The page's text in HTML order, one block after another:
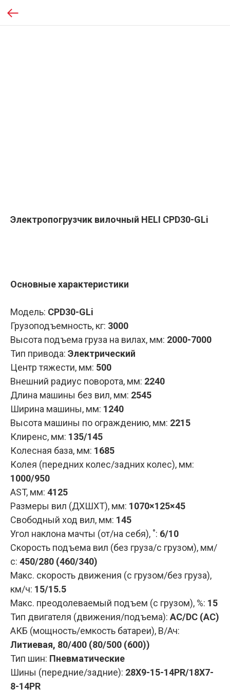
Электропогрузчик вилочный HELI CPD30-GLi
Основные характеристики
Модель: CPD30-GLi
Грузоподъемность, кг: 3000
Высота подъема груза на вилах, мм: 2000-7000
Тип привода: Электрический
Центр тяжести, мм: 500
Внешний радиус поворота, мм: 2240
Длина машины без вил, мм: 2545
Ширина машины, мм: 1240
Высота машины по ограждению, мм: 2215
Клиренс, мм: 135/145
Колесная база, мм: 1685
Колея (передних колес/задних колес), мм:
1000/950
AST, мм: 4125
Размеры вил (ДXШXТ), мм: 1070×125×45
Свободный ход вил, мм: 145
Угол наклона мачты (от/на себя), ˚: 6/10
Скорость подъема вил (без груза/с грузом), мм/
с: 450/280 (460/340)
Макс. скорость движения (с грузом/без груза),
км/ч: 15/15.5
Макс. преодолеваемый подъем (с грузом), %: 15
Тип двигателя (движения/подъема): AC/DC (AC)
АКБ (мощность/емкость батареи), В/Ач:
Литиевая, 80/400 (80/500 (600))
Тип шин: Пневматические
Шины (передние/задние): 28X9-15-14PR/18X7-
8-14PR